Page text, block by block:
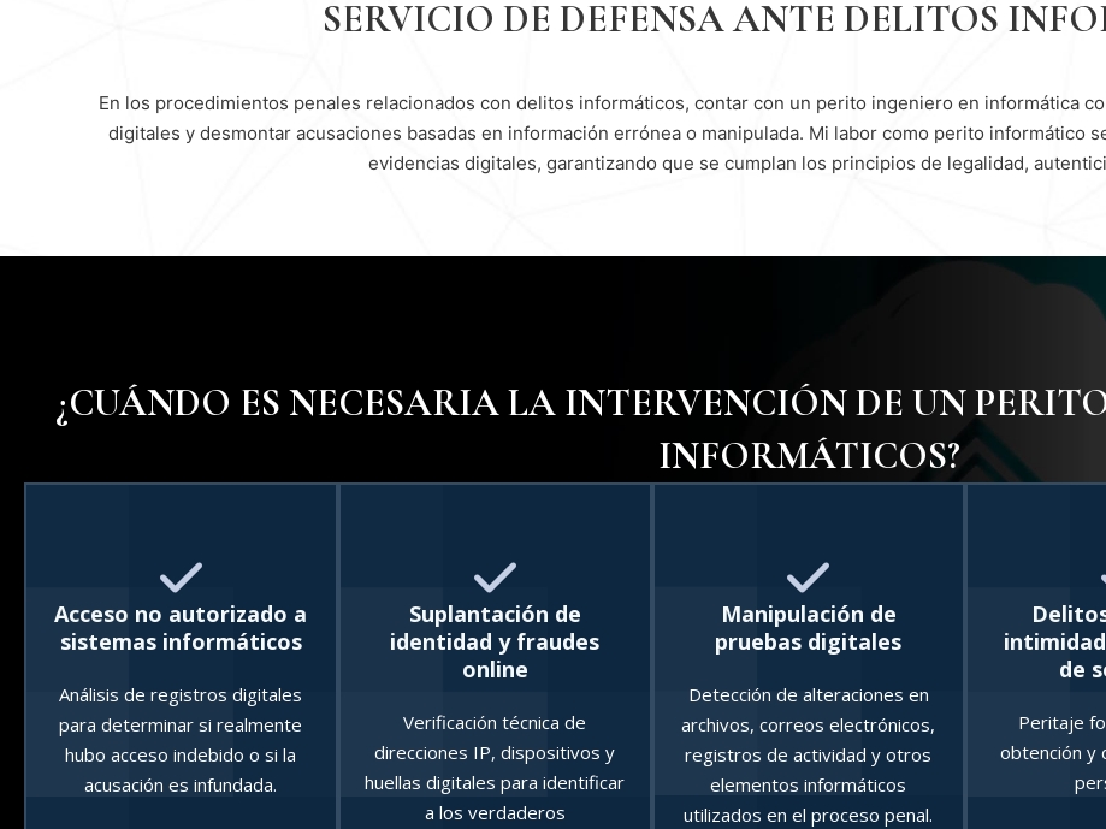
SERVICIO DE DEFENSA ANTE DELITOS
En los procedimientos penales relacionados con delitos informáticos, contar con un perito ingeniero en informática
digitales y desmontar acusaciones basadas en información errónea o manipulada. Mi labor como perito informático
evidencias digitales, garantizando que se cumplan los principios de legalidad,
¿CUÁNDO ES NECESARIA LA INTERVENCIÓN DE UN
INFORMÁTICOS?
Acceso no autorizado a
sistemas informáticos
Análisis de registros digitales
para determinar si realmente
hubo acceso indebido o si la
acusación es infundada.
Suplantación de
identidad y fraudes
online
Verificación técnica de
direcciones IP, dispositivos y
huellas digitales para identificar
a los verdaderos
Manipulación de
pruebas digitales
Detección de alteraciones en
archivos, correos electrónicos,
registros de actividad y otros
elementos informáticos
utilizados en el proceso penal.
de
Peritaje
obtención y